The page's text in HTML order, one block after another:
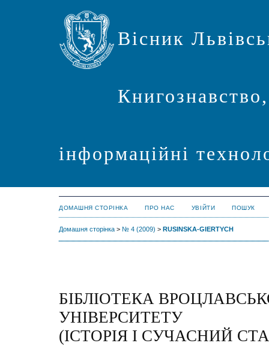
Вісник
інформаційні
ДОМАШНЯ СТОРІНКА ПРО НАС УВІЙТИ ПОШУК
Домашня сторінка > № 4 (2009) > RUSINSKA-GIERTYCH
БІБЛІОТЕКА
УНІВЕРСИТЕТУ
(ІСТОРІЯ І СУЧАСНИЙ